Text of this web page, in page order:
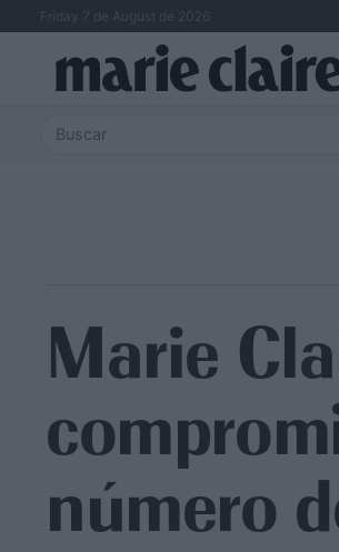
Friday 7 de August de 2026
Marie
número